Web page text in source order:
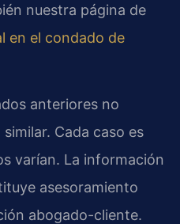
nuestra página de
en el condado de
anteriores no
Cada caso es
varían. La información
asesoramiento
abogado-cliente.